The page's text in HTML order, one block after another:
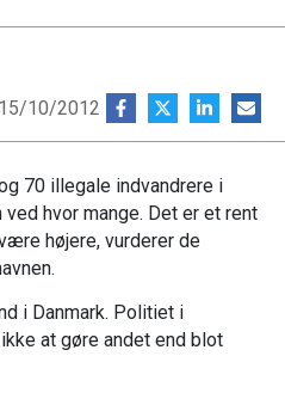
15/10/2012
70 illegale indvandrere i
hvor mange. Det er et rent
højere, vurderer de
i Danmark. Politiet i
at gøre andet end blot